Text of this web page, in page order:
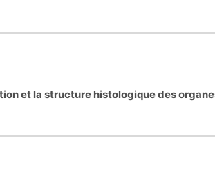
et la structure histologique des